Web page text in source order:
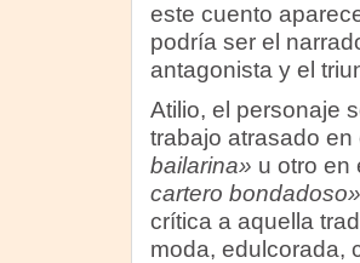
este cuento
podría ser el
antagonista y el
Atilio, el personaje
trabajo atrasado
bailarina» u otro en
cartero bondadoso»
crítica a aquella
moda, edulcorada,